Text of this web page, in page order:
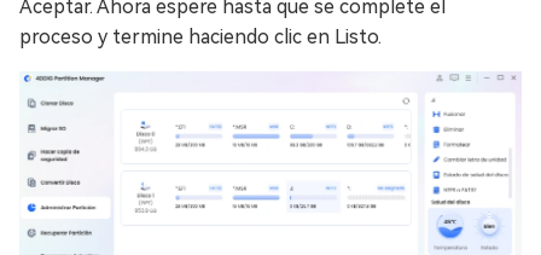
Aceptar. Ahora espere hasta que se complete el
proceso y termine haciendo clic en Listo.